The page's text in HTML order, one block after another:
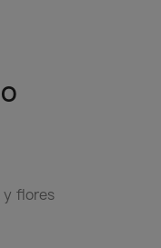
y flores